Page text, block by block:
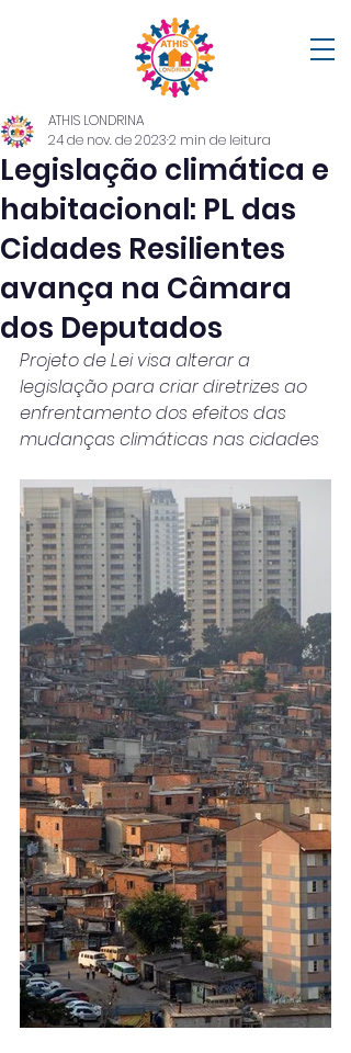
Legislação climática e
habitacional: PL das
Cidades Resilientes
avança na Câmara
dos Deputados
ATHIS LONDRINA
24 de nov. de 20232 min de leitura
Projeto de Lei visa alterar a
legislação para criar diretrizes ao
enfrentamento dos efeitos das
mudanças climáticas nas cidades